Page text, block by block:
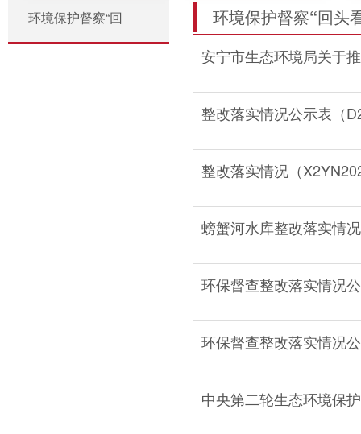
环境保护督察“回 环境保护督察“回头
安宁市生态环境局关于
整改落实情况公示表（
整改落实情况（
螃蟹河水库整改落实情
环保督查整改落实情况
环保督查整改落实情况
中央第二轮生态环境保